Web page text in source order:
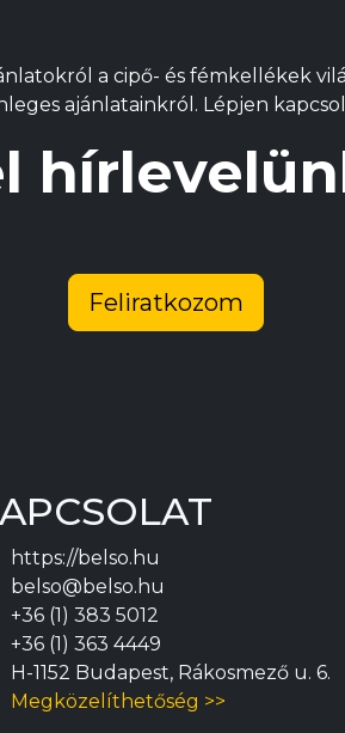
a cipő- és fémkellékek
ajánlatainkról. Lépjen
Feliratkozom
https://belso.hu
belso@belso.hu
+36 (1) 383 5012
+36 (1) 363 4449
H-1152 Budapest, Rákosmező u. 6.
Megközelíthetőség >>